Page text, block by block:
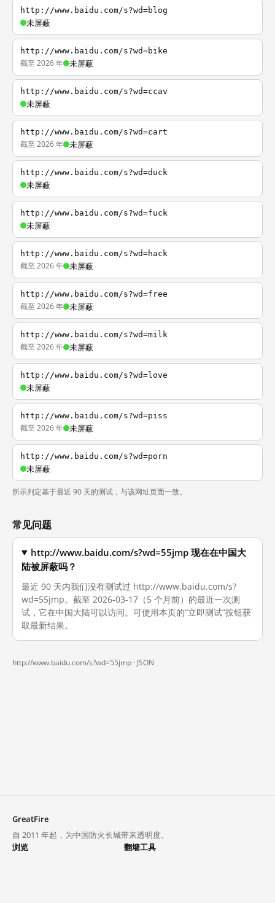
http://www.baidu.com/s?wd=blog
未屏蔽
http://www.baidu.com/s?wd=bike
截至 2026 年 未屏蔽
http://www.baidu.com/s?wd=ccav
未屏蔽
http://www.baidu.com/s?wd=cart
截至 2026 年 未屏蔽
http://www.baidu.com/s?wd=duck
未屏蔽
http://www.baidu.com/s?wd=fuck
未屏蔽
http://www.baidu.com/s?wd=hack
截至 2026 年 未屏蔽
http://www.baidu.com/s?wd=free
截至 2026 年 未屏蔽
http://www.baidu.com/s?wd=milk
截至 2026 年 未屏蔽
http://www.baidu.com/s?wd=love
未屏蔽
http://www.baidu.com/s?wd=piss
截至 2026 年 未屏蔽
http://www.baidu.com/s?wd=porn
未屏蔽
所示判定基于最近 90 天的测试，与该网址页面一致。
常见问题
http://www.baidu.com/s?wd=55jmp 现在在中国大
陆被屏蔽吗？
最近 90 天内我们没有测试过 http://www.baidu.com/s?
wd=55jmp。截至 2026-03-17（5 个月前）的最近一次测
试，它在中国大陆可以访问。可使用本页的“立即测试”按钮获
取最新结果。
http://www.baidu.com/s?wd=55jmp · JSON
GreatFire
自 2011 年起，为中国防火长城带来透明度。
浏览
翻墙工具